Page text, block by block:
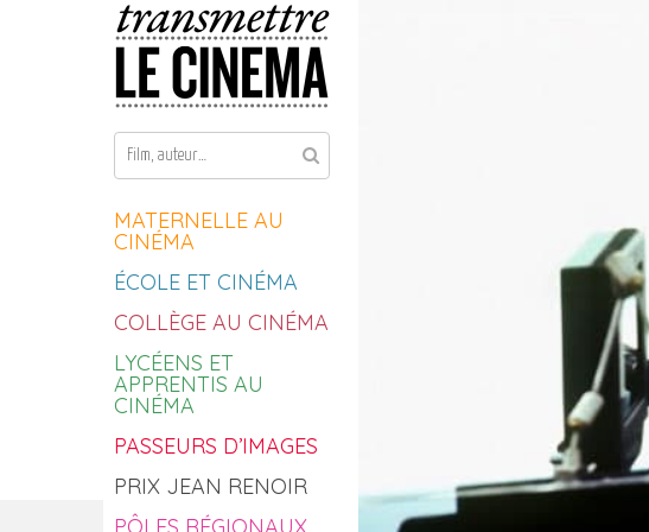
Aller au contenu
MATERNELLE AU
CINÉMA
ÉCOLE ET CINÉMA
COLLÈGE AU CINÉMA
LYCÉENS ET
APPRENTIS AU
CINÉMA
PASSEURS D’IMAGES
PRIX JEAN RENOIR
PÔLES RÉGIONAUX